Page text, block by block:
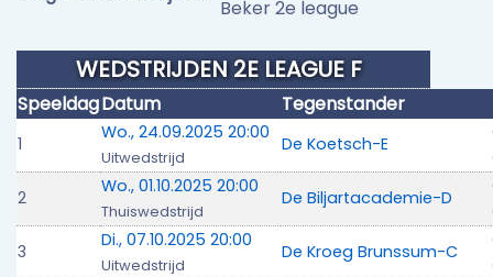
Beker 2e league
WEDSTRIJDEN 2E LEAGUE F
SpeeldagDatum Tegenstander
1
Wo., 24.09.2025 20:00
Uitwedstrijd
De Koetsch-E
2
Wo., 01.10.2025 20:00
Thuiswedstrijd
De Biljartacademie-D
3
Di., 07.10.2025 20:00
Uitwedstrijd
De Kroeg Brunssum-C